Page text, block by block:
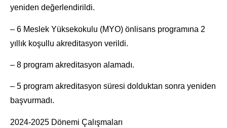
yeniden değerlendirildi.
– 6 Meslek Yüksekokulu (MYO) önlisans programına 2
yıllık koşullu akreditasyon verildi.
– 8 program akreditasyon alamadı.
– 5 program akreditasyon süresi dolduktan sonra yeniden
başvurmadı.
2024-2025 Dönemi Çalışmaları